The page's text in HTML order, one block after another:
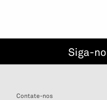
Siga-
Contate-nos